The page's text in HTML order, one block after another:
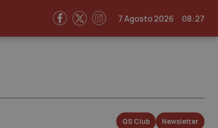
7 Agosto 2026 08:27
QS Club Newsletter